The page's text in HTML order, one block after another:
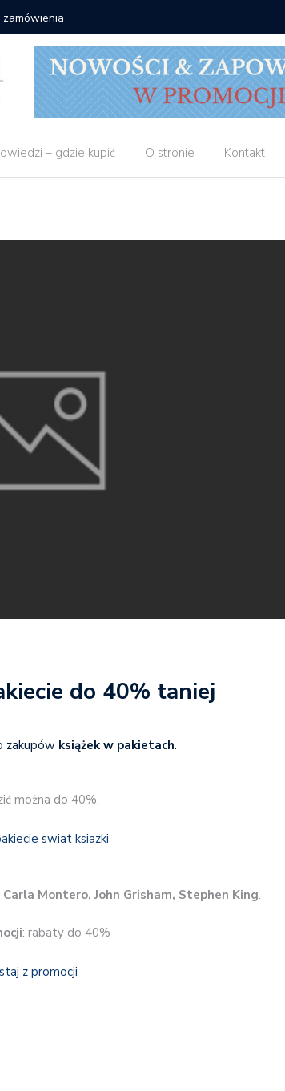
zamówienia
– gdzie kupić O stronie Kontakt
do 40% taniej
zakupów książek w pakietach.
można do 40%.
Carla Montero, John Grisham, Stephen King.
: rabaty do 40%
z promocji